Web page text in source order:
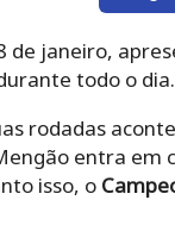
de janeiro,
todo o
rodadas
entra em
isso, o